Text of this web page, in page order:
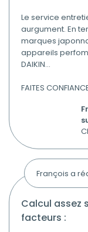
Le service
aurgument. En
marques
appareils
DAIKIN...
FAITES
François a
calcul assez simple, compliqué par divers
facteurs :